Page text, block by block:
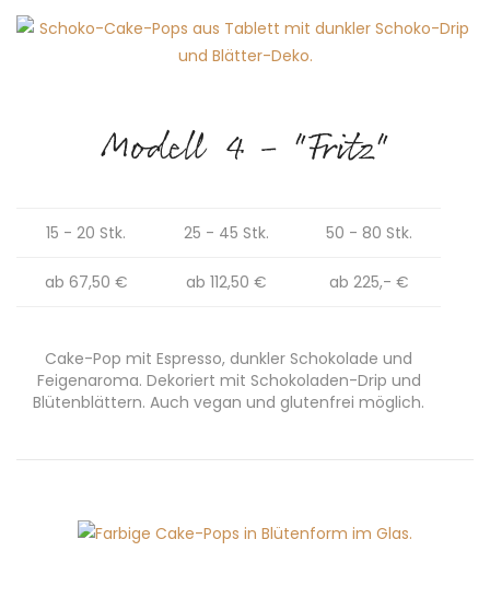
Modell 4 - "Fritz"
15 - 20 Stk. 25 - 45 Stk. 50 - 80 Stk.
ab 67,50 € ab 112,50 € ab 225,- €
Cake-Pop mit Espresso, dunkler Schokolade und
Feigenaroma. Dekoriert mit Schokoladen-Drip und
Blütenblättern. Auch vegan und glutenfrei möglich.